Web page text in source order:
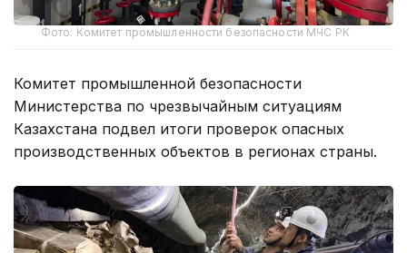
Фото: Комитет промышленности безопасности МЧС РК
Комитет промышленной безопасности
Министерства по чрезвычайным ситуациям
Казахстана подвел итоги проверок опасных
производственных объектов в регионах страны.